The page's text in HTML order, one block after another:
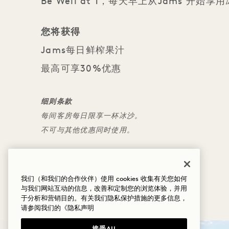
Be Well at 1，每天早上从Jams 开始享用
您将获得
Jams每日鲜榨果汁
最高可享30%优惠
细则条款
每间客房每日限享一杯冰沙。
不可与其他优惠同时使用。
更多优惠与体验
我们（和我们的合作伙伴）使用 cookies 收集有关您如何
与我们网站互动的信息，改善和定制您的浏览体验，并用
于分析和营销目的。有关我们隐私保护措施的更多信息，
请参阅我们的
《隐私声明